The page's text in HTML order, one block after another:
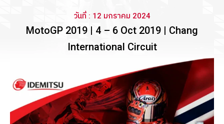
วันที่ : 12 มกราคม 2024
MotoGP 2019 | 4 – 6 Oct 2019 | Chang
International Circuit